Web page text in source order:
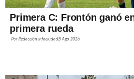
Primera C: Frontón ganó
primera rueda
PorRedacción Infociudad5 Ago 2026